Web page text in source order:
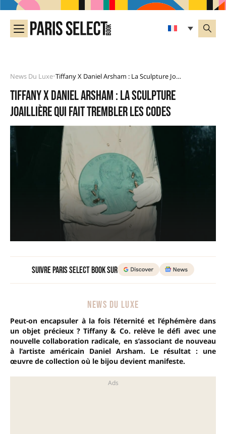
News Du Luxe• Tiffany X Daniel Arsham : La Sculpture Joaillière Qui Fait Trembler Les Codes
Tiffany x Daniel Arsham : la sculpture
joaillière qui fait trembler les codes
Suivre Paris Select Book sur
NEWS DU LUXE
Peut-on encapsuler à la fois l’éternité et l’éphémère dans
un objet précieux ? Tiffany & Co. relève le défi avec une
nouvelle collaboration radicale, en s’associant de nouveau
à l’artiste américain Daniel Arsham. Le résultat : une
œuvre de collection où le bijou devient manifeste.